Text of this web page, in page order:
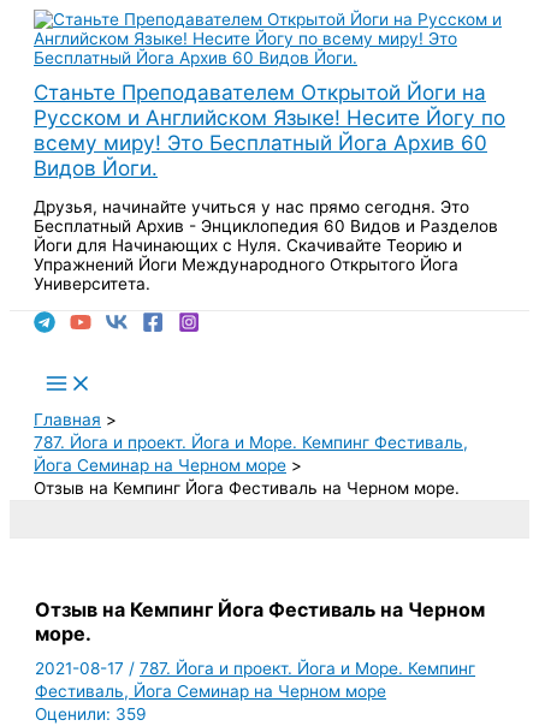
Перейти
содержимому
Станьте Преподавателем Открытой Йоги на
Русском и Английском Языке! Несите Йогу по
всему миру! Это Бесплатный Йога Архив 60
Видов Йоги.
Друзья, начинайте учиться у нас прямо сегодня. Это
Бесплатный Архив - Энциклопедия 60 Видов и Разделов
Йоги для Начинающих с Нуля. Скачивайте Теорию и
Упражнений Йоги Международного Открытого Йога
Университета.
Main
Menu
Главная
787. Йога и проект. Йога и Море. Кемпинг Фестиваль,
Йога Семинар на Черном море
Отзыв на Кемпинг Йога Фестиваль на Черном море.
Отзыв на Кемпинг Йога Фестиваль на Черном
море.
2021-08-17/787. Йога и проект. Йога и Море. Кемпинг
Фестиваль, Йога Семинар на Черном море
Оценили: 359